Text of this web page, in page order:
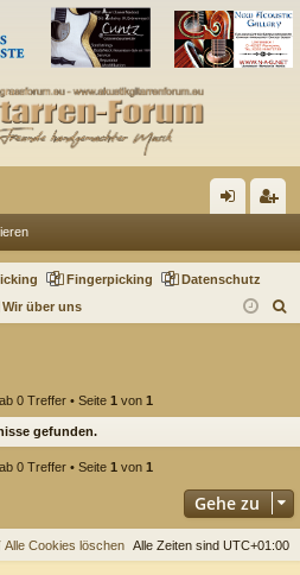
m ist
rie
Fingerpicking
Datenschutz
Wir über uns
0 Treffer • Seite 1 von 1
gefunden.
0 Treffer • Seite 1 von 1
Gehe zu
Alle Zeiten sind UTC+01:00
Alle Cookies löschen